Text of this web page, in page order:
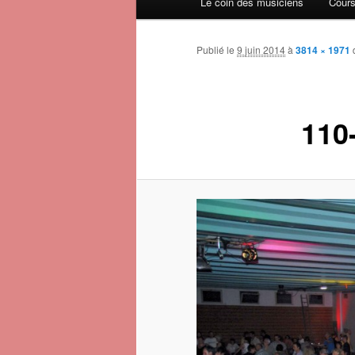
Publié le 9 juin 2014à3814 × 1971